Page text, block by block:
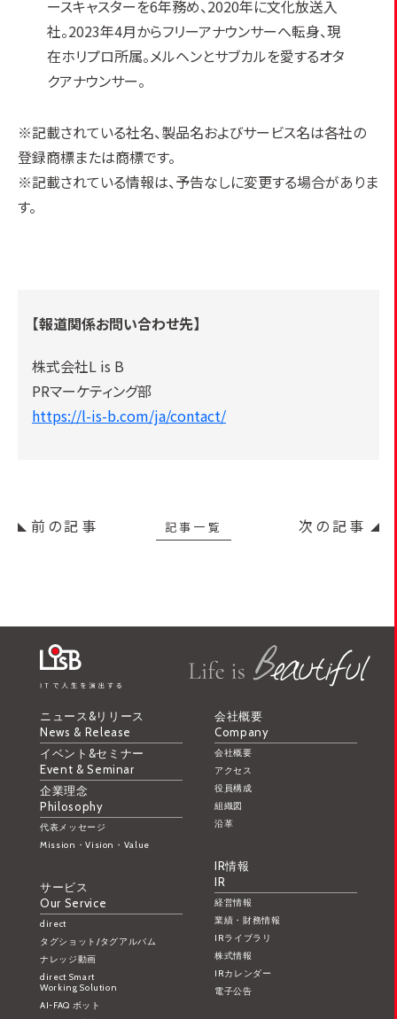
ースキャスターを6年務め、2020年に文化放送入
社。2023年4月からフリーアナウンサーへ転身、現
在ホリプロ所属。メルヘンとサブカルを愛するオタ
クアナウンサー。
※記載されている社名、製品名およびサービス名は各社の
登録商標または商標です。
※記載されている情報は、予告なしに変更する場合がありま
す。
【報道関係お問い合わせ先】
株式会社L is B
PRマーケティング部
https://l-is-b.com/ja/contact/
前の記事 次の記事
記事一覧
ニュース&リリース
News & Release
イベント&セミナー
Event & Seminar
企業理念
Philosophy
代表メッセージ
Mission・Vision・Value
サービス
Our Service
direct
タグショット/タグアルバム
ナレッジ動画
direct Smart
Working Solution
AI-FAQ ボット
会社概要
Company
会社概要
アクセス
役員構成
組織図
沿革
IR情報
IR
経営情報
業績・財務情報
IRライブラリ
株式情報
IRカレンダー
電子公告